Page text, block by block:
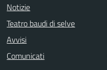
Notizie
Teatro baudi di selve
Avvisi
Comunicati